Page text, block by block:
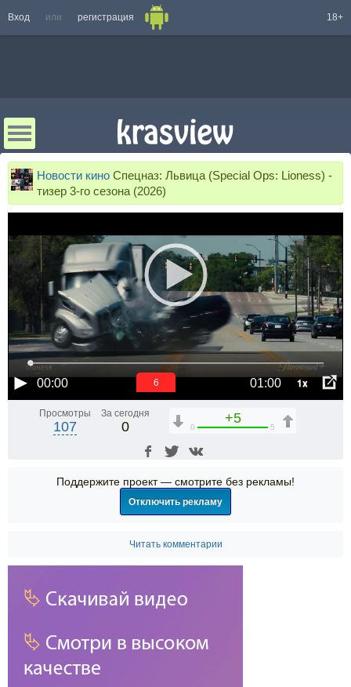
Вход или регистрация 18+
Новости кино Спецназ: Львица (Special Ops: Lioness) -
тизер 3-го сезона (2026)
00:00 01:00 1x
6
Просмотры
107
За сегодня
0
+5
0 5
Поддержите проект — смотрите без рекламы!
Отключить рекламу
Читать комментарии